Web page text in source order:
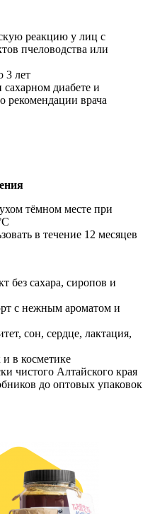
реакцию у лиц с
пчеловодства или
3 лет
диабете и
врача
тёмном месте при
в течение 12 месяцев
без сахара, сиропов и
с нежным ароматом и
сон, сердце, лактация,
в косметике
чистого Алтайского края
до оптовых упаковок